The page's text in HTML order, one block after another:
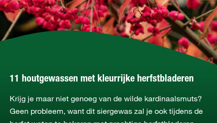
11 houtgewassen met kleurrijke herfstbladeren
Krijg je maar niet genoeg van de wilde kardinaalsmuts?
Geen probleem, want dit siergewas zal je ook tijdens de